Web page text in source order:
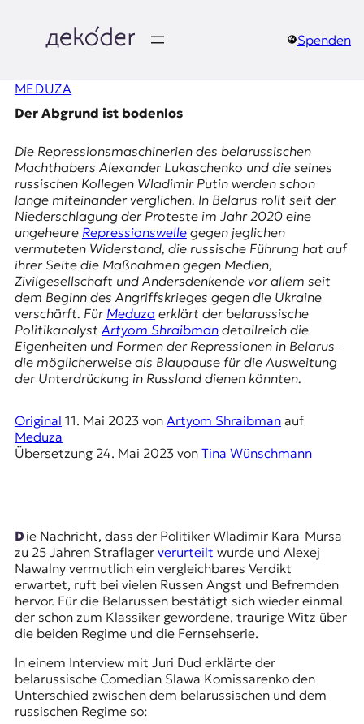
springen
e
k
o
d
e
r
|
D
E
O
D
R
W
i
s
s
e
J
o
u
Spenden
MEDUZA
Der Abgrund ist bodenlos
Die Repressionsmaschinerien des belarussischen
Machthabers Alexander Lukaschenko und die seines
russischen Kollegen Wladimir Putin werden schon
lange miteinander verglichen. In Belarus rollt seit der
Niederschlagung der Proteste im Jahr 2020 eine
ungeheure Repressionswellegegen jeglichen
vermuteten Widerstand, die russische Führung hat auf
ihrer Seite die Maßnahmen gegen Medien,
Zivilgesellschaft und Andersdenkende vor allem seit
dem Beginn des Angriffskrieges gegen die Ukraine
verschärft. Für Meduzaerklärt der belarussische
Politikanalyst Artyom Shraibmandetailreich die
Eigenheiten und Formen der Repressionen in Belarus –
die möglicherweise als Blaupause für die Ausweitung
der Unterdrückung in Russland dienen könnten.
Original 11. Mai 2023von Artyom Shraibmanauf
Meduza
Übersetzung 24. Mai 2023von Tina Wünschmann
Die Nachricht, dass der Politiker Wladimir Kara-Mursa
zu 25 Jahren Straflager verurteilt wurde und Alexej
Nawalny vermutlich ein vergleichbares Verdikt
erwartet, ruft bei vielen Russen Angst und Befremden
hervor. Für die Belarussen bestätigt sich wieder einmal
der schon zum Klassiker gewordene, traurige Witz über
die beiden Regime und die Fernsehserie.
In einem Interview mit Juri Dud erklärte der
belarussische Comedian Slawa Komissarenko den
Unterschied zwischen dem belarussischen und dem
russischen Regime so: